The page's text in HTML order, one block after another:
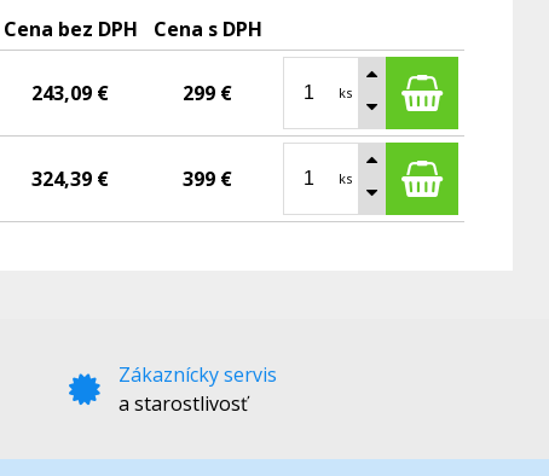
Cena bez DPH Cena s DPH
243,09 € 299 € ks
324,39 € 399 € ks
Zákaznícky servis
a starostlivosť